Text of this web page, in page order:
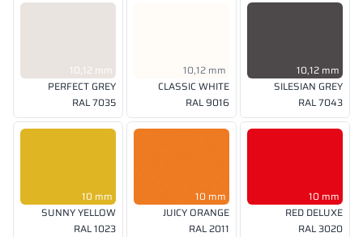
10,12 mm
PERFECT GREY
RAL 7035
10,12 mm
CLASSIC WHITE
RAL 9016
10,12 mm
SILESIAN GREY
RAL 7043
10 mm
SUNNY YELLOW
RAL 1023
10 mm
JUICY ORANGE
RAL 2011
10 mm
RED DELUXE
RAL 3020